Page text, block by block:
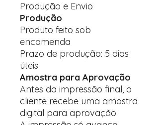
Produção e Envio
Produção
Produto feito sob
encomenda
Prazo de produção: 5 dias
úteis
Amostra para Aprovação
Antes da impressão final, o
cliente recebe uma amostra
digital para aprovação